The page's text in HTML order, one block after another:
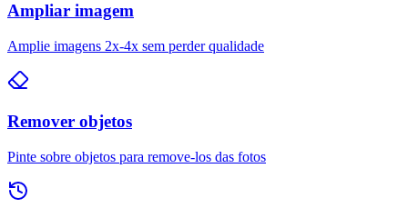
Ampliar imagem
Amplie imagens 2x-4x sem perder qualidade
Remover objetos
Pinte sobre objetos para remove-los das fotos